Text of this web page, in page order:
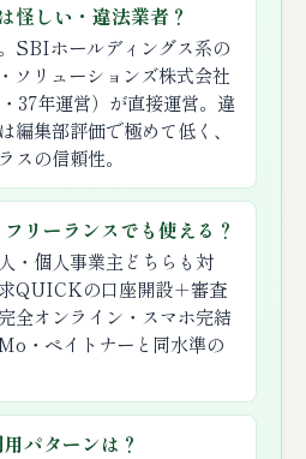
怪しい・違法業者？
SBIホールディングス系の
ソリューションズ株式会社
・37年運営）が直接運営。違
編集部評価で極めて低く、
スの信頼性。
リーランスでも使える？
・個人事業主どちらも対
QUICKの口座開設＋審査
全オンライン・スマホ完結
・ペイトナーと同水準の
パターンは？